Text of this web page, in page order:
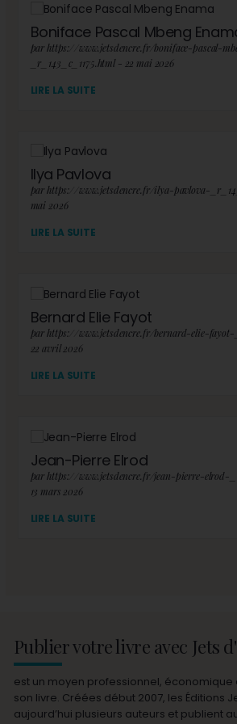
Boniface Pascal Mbeng
par https://www.jetsdencre.fr/boniface-pascal-
_r_143_c_1175.html - 22 mai 2026
LIRE LA SUITE
Ilya Pavlova
par https://www.jetsdencre.fr/ilya-pavlova-
mai 2026
LIRE LA SUITE
Bernard Elie Fayot
par https://www.jetsdencre.fr/bernard-elie-
22 avril 2026
LIRE LA SUITE
Jean-Pierre Elrod
par https://www.jetsdencre.fr/jean-pierre-elrod-
13 mars 2026
LIRE LA SUITE
Publier votre livre avec Jets
est un moyen professionnel,
son livre. Créées début 2007, les Éditions
aujourd’hui plusieurs auteurs et publient